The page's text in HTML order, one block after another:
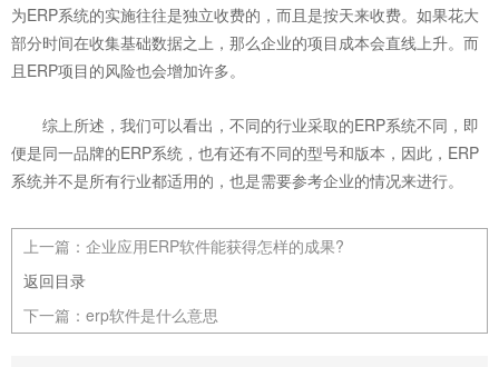
为ERP系统的实施往往是独立收费的，而且是按天来收费。如果花大
部分时间在收集基础数据之上，那么企业的项目成本会直线上升。而
且ERP项目的风险也会增加许多。
综上所述，我们可以看出，不同的行业采取的ERP系统不同，即
便是同一品牌的ERP系统，也有还有不同的型号和版本，因此，ERP
系统并不是所有行业都适用的，也是需要参考企业的情况来进行。
上一篇： 企业应用ERP软件能获得怎样的成果?
返回目录
下一篇： erp软件是什么意思